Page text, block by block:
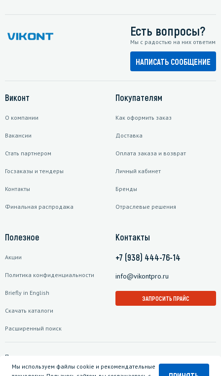
Есть вопросы?
Мы с радостью на них ответим
НАПИСАТЬ СООБЩЕНИЕ
Виконт
О компании
Вакансии
Стать партнером
Госзаказы и тендеры
Контакты
Финальная распродажа
Покупателям
Как оформить заказ
Доставка
Оплата заказа и возврат
Личный кабинет
Бренды
Отраслевые решения
Полезное
Акции
Политика конфиденциальности
Briefly in English
Скачать каталоги
Расширенный поиск
Контакты
+7 (938) 444-76-14
info@vikontpro.ru
ЗАПРОСИТЬ ПРАЙС
Подписаться на рассылку
Мы используем файлы cookie и рекомендательные